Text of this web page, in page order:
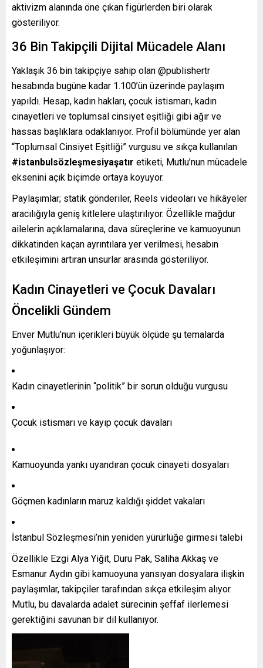
aktivizm alanında öne çıkan figürlerden biri olarak
gösteriliyor.
36 Bin Takipçili Dijital Mücadele Alanı
Yaklaşık 36 bin takipçiye sahip olan @publishertr
hesabında bugüne kadar 1.100’ün üzerinde paylaşım
yapıldı. Hesap, kadın hakları, çocuk istismarı, kadın
cinayetleri ve toplumsal cinsiyet eşitliği gibi ağır ve
hassas başlıklara odaklanıyor. Profil bölümünde yer alan
“Toplumsal Cinsiyet Eşitliği” vurgusu ve sıkça kullanılan
#istanbulsözleşmesiyaşatır etiketi, Mutlu’nun mücadele
eksenini açık biçimde ortaya koyuyor.
Paylaşımlar; statik gönderiler, Reels videoları ve hikâyeler
aracılığıyla geniş kitlelere ulaştırılıyor. Özellikle mağdur
ailelerin açıklamalarına, dava süreçlerine ve kamuoyunun
dikkatinden kaçan ayrıntılara yer verilmesi, hesabın
etkileşimini artıran unsurlar arasında gösteriliyor.
Kadın Cinayetleri ve Çocuk Davaları
Öncelikli Gündem
Enver Mutlu’nun içerikleri büyük ölçüde şu temalarda
yoğunlaşıyor:
Kadın cinayetlerinin “politik” bir sorun olduğu vurgusu
Çocuk istismarı ve kayıp çocuk davaları
Kamuoyunda yankı uyandıran çocuk cinayeti dosyaları
Göçmen kadınların maruz kaldığı şiddet vakaları
İstanbul Sözleşmesi’nin yeniden yürürlüğe girmesi talebi
Özellikle Ezgi Alya Yiğit, Duru Pak, Saliha Akkaş ve
Esmanur Aydın gibi kamuoyuna yansıyan dosyalara ilişkin
paylaşımlar, takipçiler tarafından sıkça etkileşim alıyor.
Mutlu, bu davalarda adalet sürecinin şeffaf ilerlemesi
gerektiğini savunan bir dil kullanıyor.